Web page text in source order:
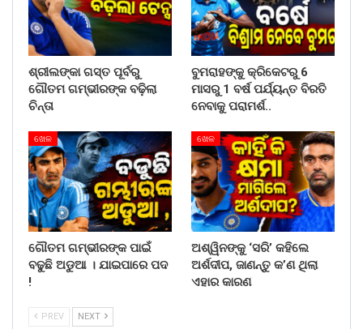
ଶ୍ରୀଲଙ୍କା ଗସ୍ତ ପୂର୍ବରୁ
ଗୌତମ ଗମ୍ଭୀରଙ୍କ ବଢ଼ିଲା
ଚିନ୍ତା
ବୁମରାହଙ୍କୁ କ୍ରିକେଟରୁ 6
ମାସରୁ 1 ବର୍ଷ ପର୍ଯ୍ୟନ୍ତ ବିରତି
ନେବାକୁ ପରାମର୍ଶ..
ଖେଳ
ଗୌତମ ଗମ୍ଭୀରଙ୍କ ପାଇଁ
ବଢୁଛି ଅଡୁଆ । ଯାଇପାରେ ପଦ
!
ଖେଳ
ଅଶ୍ୱିନଙ୍କୁ ‘ସରି’ କହିଲେ
ଅର୍ଶଦୀପ, ଜାଣନ୍ତୁ କ’ଣ ଥିଲା
ଏହାର କାରଣ
PREV NEXT